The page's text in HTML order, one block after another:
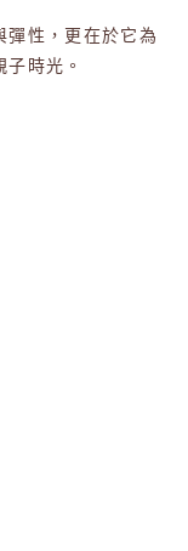
彈性，更在於它為
時光。